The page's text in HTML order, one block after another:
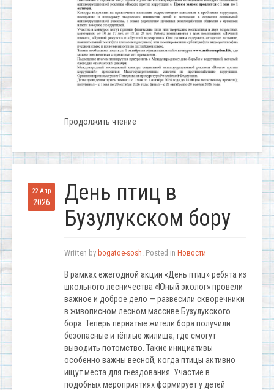
Продолжить чтение
22 Апр
2026
День птиц в
Бузулукском бору
Written by bogatoe-sosh . Posted in Новости
В рамках ежегодной акции «День птиц» ребята из
школьного лесничества «Юный эколог» провели
важное и доброе дело — развесили скворечники
в живописном лесном массиве Бузулукского
бора. Теперь пернатые жители бора получили
безопасные и тёплые жилища, где смогут
выводить потомство. Такие инициативы
особенно важны весной, когда птицы активно
ищут места для гнездования. Участие в
подобных мероприятиях формирует у детей